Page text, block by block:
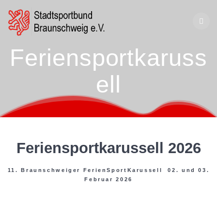
Feriensportkaruss
ell
Feriensportkarussell 2026
11. Braunschweiger FerienSportKarussell 02. und 03.
Februar 2026